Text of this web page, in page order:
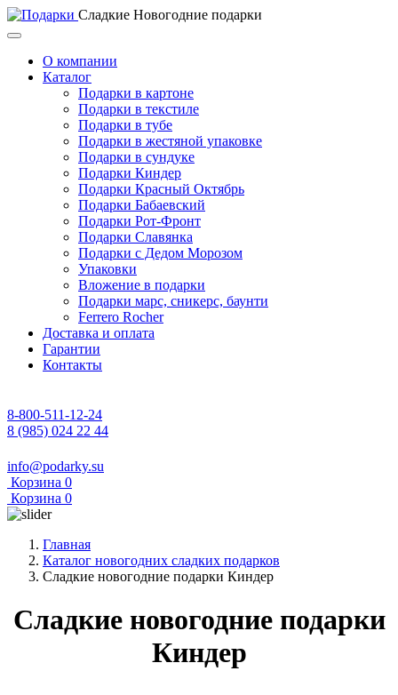
Сладкие Новогодние подарки
Toggle
navigationО компании
Каталог
Подарки в картоне
Подарки в текстиле
Подарки в тубе
Подарки в жестяной упаковке
Подарки в сундуке
Подарки Киндер
Подарки Красный Октябрь
Подарки Бабаевский
Подарки Рот-Фронт
Подарки Славянка
Подарки с Дедом Морозом
Упаковки
Вложение в подарки
Подарки марс, сникерс, баунти
Ferrero Rocher
Доставка и оплата
Гарантии
Контакты
8-800-511-12-24
8 (985) 024 22 44
info@podarky.su
Корзина 0
Корзина 0
Главная
Каталог новогодних сладких подарков
Сладкие новогодние подарки Киндер
Сладкие новогодние подарки
Киндер